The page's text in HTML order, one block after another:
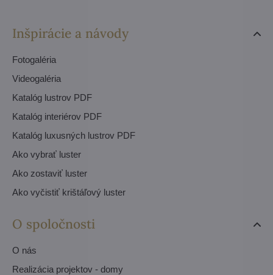
Inšpirácie a návody
Fotogaléria
Videogaléria
Katalóg lustrov PDF
Katalóg interiérov PDF
Katalóg luxusných lustrov PDF
Ako vybrať luster
Ako zostaviť luster
Ako vyčistiť krištáľový luster
O spoločnosti
O nás
Realizácia projektov - domy